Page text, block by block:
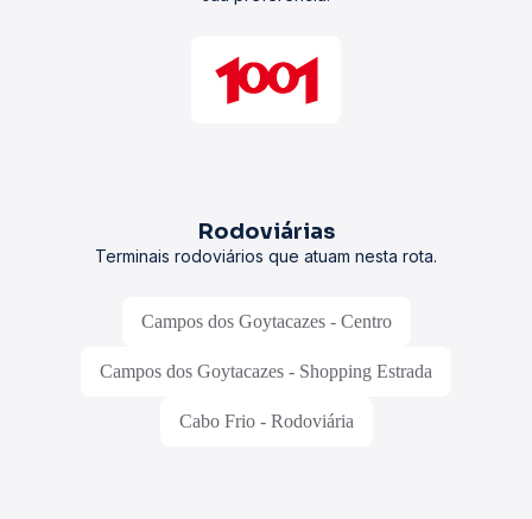
Rodoviárias
Terminais rodoviários que atuam nesta rota.
Campos dos Goytacazes - Centro
Campos dos Goytacazes - Shopping Estrada
Cabo Frio - Rodoviária